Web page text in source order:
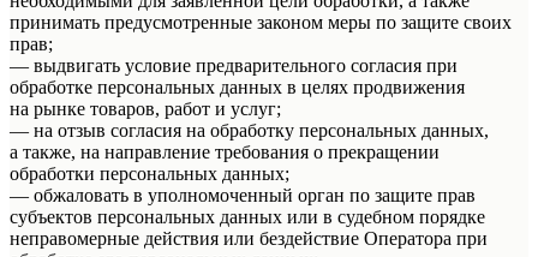
принимать предусмотренные законом меры по защите своих
прав;
— выдвигать условие предварительного согласия при
обработке персональных данных в целях продвижения
на рынке товаров, работ и услуг;
— на отзыв согласия на обработку персональных данных,
а также, на направление требования о прекращении
обработки персональных данных;
— обжаловать в уполномоченный орган по защите прав
субъектов персональных данных или в судебном порядке
неправомерные действия или бездействие Оператора при